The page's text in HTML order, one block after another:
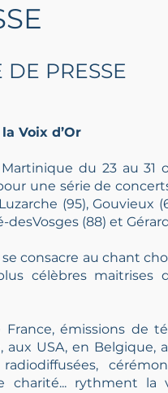
PRESSE
Voix d’Or
du 23 au 31
une série de
(95), Gouvieux
desVosges (88) et
se consacre au chant
célèbres
émissions de
aux USA, en Belgique,
charité... rythment